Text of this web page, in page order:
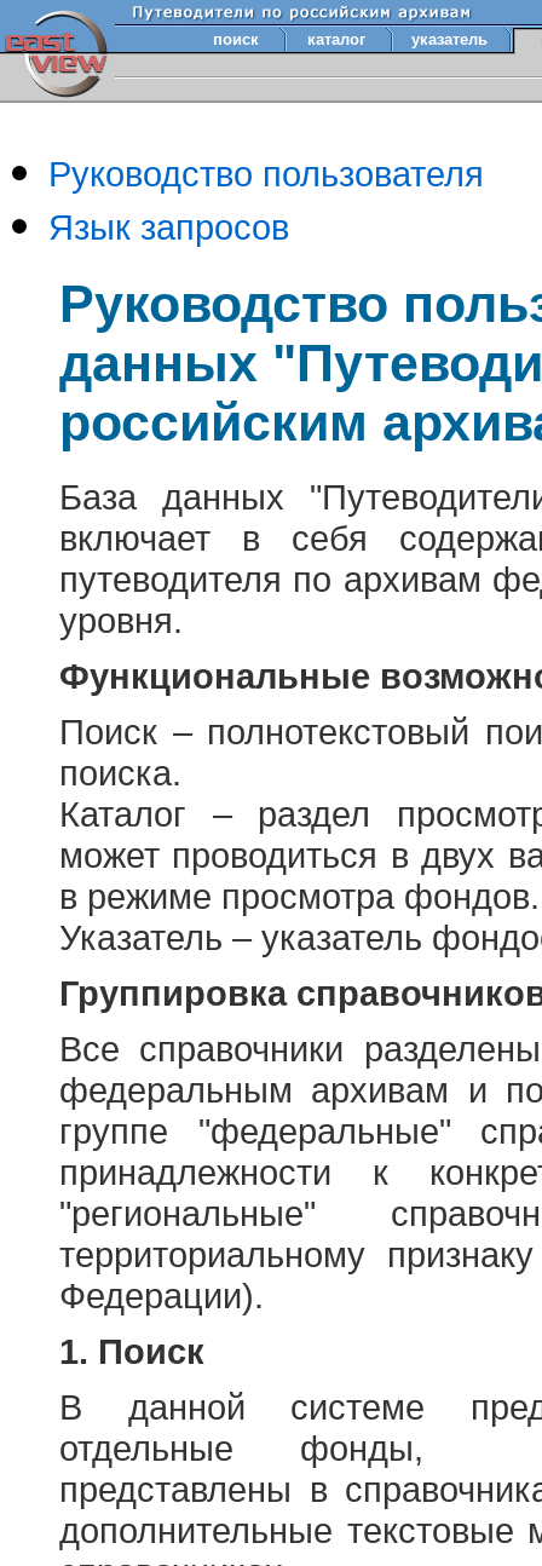
поиск каталог указатель
Руководство пользователя
Язык запросов
Руководство
данных
российским
База данных
включает в себя
путеводителя по архивам
уровня.
Функциональные
Поиск – полнотекстовый
поиска.
Каталог – раздел
может проводиться в двух
в режиме просмотра фондов.
Указатель – указатель
Группировка
Все справочники
федеральным архивам и
группе "федеральные"
принадлежности к
"региональные"
территориальному
Федерации).
1. Поиск
В данной системе
отдельные фонды,
представлены в
дополнительные